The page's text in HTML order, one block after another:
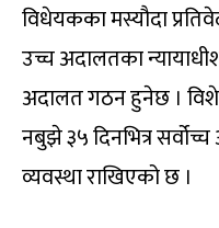
विधेयकका मस्यौदा
उच्च अदालतका
अदालत गठन हुनेछ ।
नबुझे ३५ दिनभित्र
व्यवस्था राखिएको छ ।